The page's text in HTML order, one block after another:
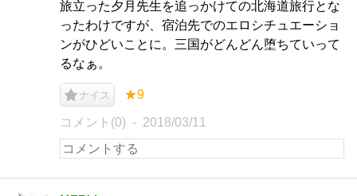
旅立った夕月先生を追っかけての北海道旅行とな
ったわけですが、宿泊先でのエロシチュエーショ
ンがひどいことに。三国がどんどん堕ちていって
るなぁ。
ナイス ★9
コメント(0) 2018/03/11